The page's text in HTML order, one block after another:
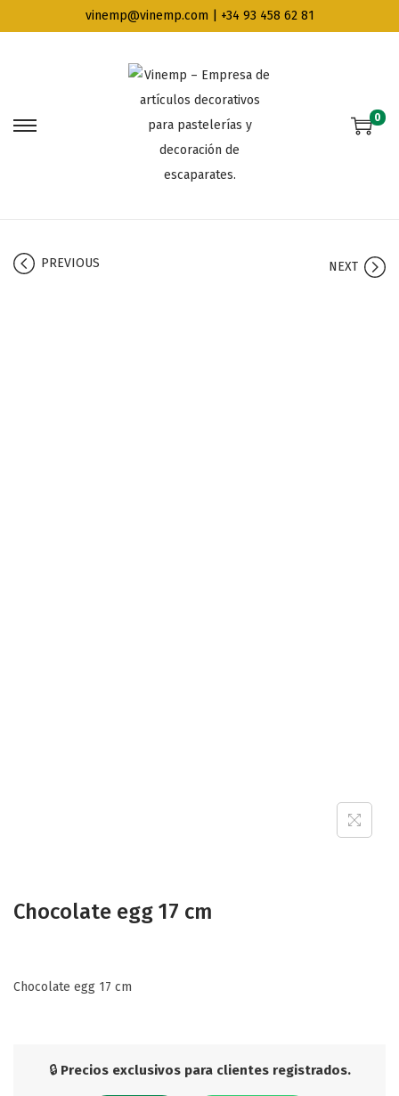
vinemp@vinemp.com | +34 93 458 62 81
0
PREVIOUS NEXT
Chocolate egg 17 cm
Chocolate egg 17 cm
🔒 Precios exclusivos para clientes registrados.